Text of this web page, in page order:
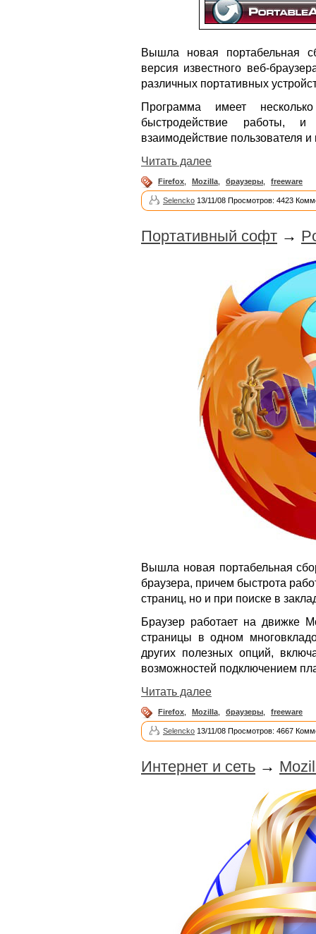
Вышла новая портабельная
версия известного веб-
различных портативных
Программа имеет
быстродействие работы, и
взаимодействие пользователя
Читать далее
Firefox Mozilla браузеры freeware
Selencko 13/11/08 Просмотров: 4423
Портативный софт →
Вышла новая портабельная
браузера, причем быстрота
страниц, но и при поиске в
Браузер работает на движке
страницы в одном
других полезных опций,
возможностей подключением
Читать далее
Firefox Mozilla браузеры freeware
Selencko 13/11/08 Просмотров: 4667
Интернет и сеть →